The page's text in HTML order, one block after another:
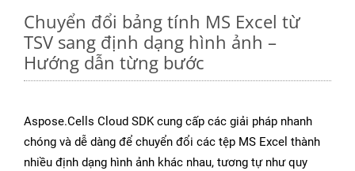
Chuyển đổi bảng tính MS Excel từ
TSV sang định dạng hình ảnh –
Hướng dẫn từng bước
Aspose.Cells Cloud SDK cung cấp các giải pháp nhanh
chóng và dễ dàng để chuyển đổi các tệp MS Excel thành
nhiều định dạng hình ảnh khác nhau, tương tự như quy